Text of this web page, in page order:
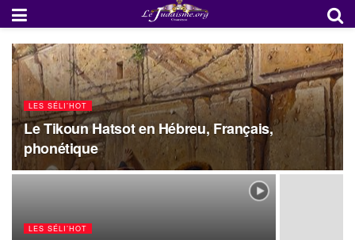
LES SÉLI’HOT
Le Tikoun Hatsot en Hébreu, Français,
phonétique
LES SÉLI’HOT